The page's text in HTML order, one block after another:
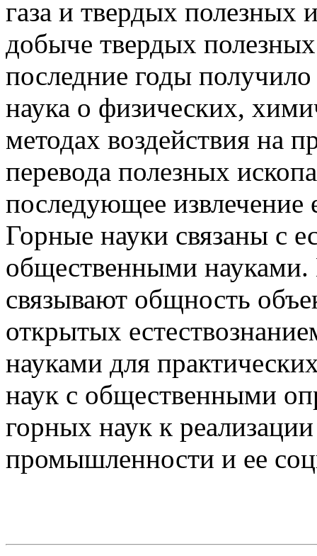
газа и твердых полезных
добыче твердых
последние годы получило
наука о физических,
методах воздействия на
перевода полезных
последующее извлечение
Горные науки связаны с
общественными науками.
связывают общность
открытых
науками для
наук с общественными
горных наук к
промышленности и ее